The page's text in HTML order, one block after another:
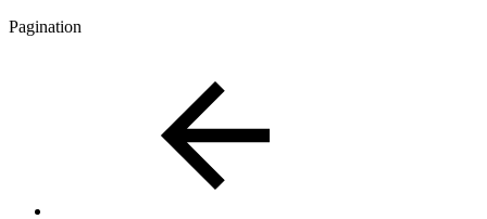
Pagination